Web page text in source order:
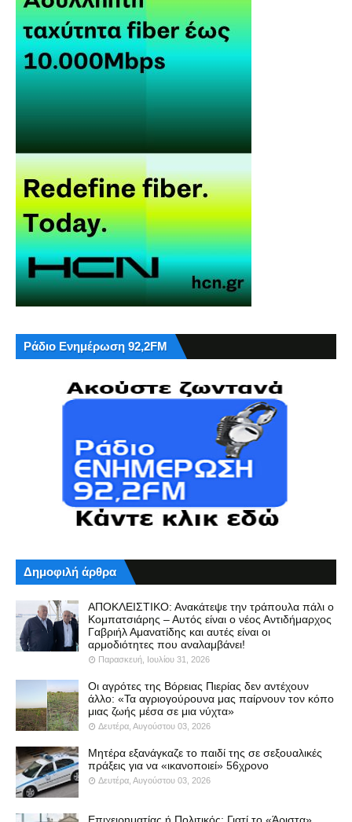
Ράδιο Ενημέρωση 92,2FM
Δημοφιλή άρθρα
ΑΠΟΚΛΕΙΣΤΙΚΟ: Ανακάτεψε την τράπουλα πάλι ο
Κομπατσιάρης – Αυτός είναι ο νέος Αντιδήμαρχος
Γαβριήλ Αμανατίδης και αυτές είναι οι
αρμοδιότητες που αναλαμβάνει!
Παρασκευή, Ιουλίου 31, 2026
Οι αγρότες της Βόρειας Πιερίας δεν αντέχουν
άλλο: «Τα αγριογούρουνα μας παίρνουν τον κόπο
μιας ζωής μέσα σε μια νύχτα»
Δευτέρα, Αυγούστου 03, 2026
Μητέρα εξανάγκαζε το παιδί της σε σεξουαλικές
πράξεις για να «ικανοποιεί» 56χρονο
Δευτέρα, Αυγούστου 03, 2026